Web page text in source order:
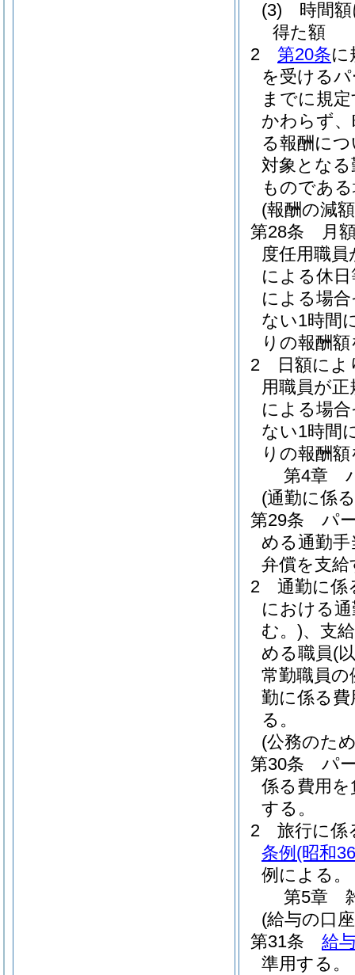
(3)
時間
得た額
2
第20条に
を受ける
までに規
かわらず
る報酬に
対象とな
ものであ
(報酬の減
第28条
月
度任用職
による休
による場
ない1時間
りの報酬
2
日額に
用職員が
による場
ない1時間
りの報酬
第4章
(通勤に係
第29条
パ
める通勤
弁償を支給
2
通勤に係
における
む。)、支
める職員(
常勤職員
勤に係る
る。
(公務のた
第30条
パ
係る費用
する。
2
旅行に係
条例 (昭和
例による。
第5章
(給与の口
第31条
給
準用する。